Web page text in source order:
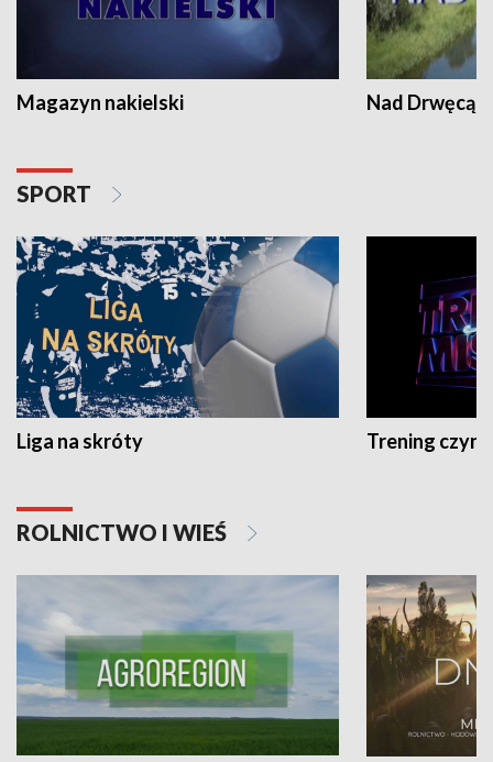
Magazyn nakielski Nad Drwęcą
SPORT
Liga na skróty Trening czyni
ROLNICTWO I WIEŚ